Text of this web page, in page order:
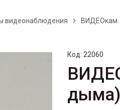
видеонаблюдения  ВИДЕОкам.
Код: 22060
дыма)